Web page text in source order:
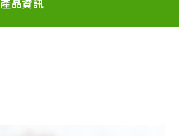
產品資訊